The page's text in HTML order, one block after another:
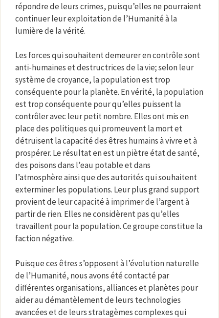
répondre de leurs crimes, puisqu’elles ne pourraient
continuer leur exploitation de l’Humanité à la
lumière de la vérité.
Les forces qui souhaitent demeurer en contrôle sont
anti-humaines et destructrices de la vie; selon leur
système de croyance, la population est trop
conséquente pour la planète. En vérité, la population
est trop conséquente pour qu’elles puissent la
contrôler avec leur petit nombre. Elles ont mis en
place des politiques qui promeuvent la mort et
détruisent la capacité des êtres humains à vivre et à
prospérer. Le résultat en est un piètre état de santé,
des poisons dans l’eau potable et dans
l’atmosphère ainsi que des autorités qui souhaitent
exterminer les populations. Leur plus grand support
provient de leur capacité à imprimer de l’argent à
partir de rien. Elles ne considèrent pas qu’elles
travaillent pour la population. Ce groupe constitue la
faction négative.
Puisque ces êtres s’opposent à l’évolution naturelle
de l’Humanité, nous avons été contacté par
différentes organisations, alliances et planètes pour
aider au démantèlement de leurs technologies
avancées et de leurs stratagèmes complexes qui